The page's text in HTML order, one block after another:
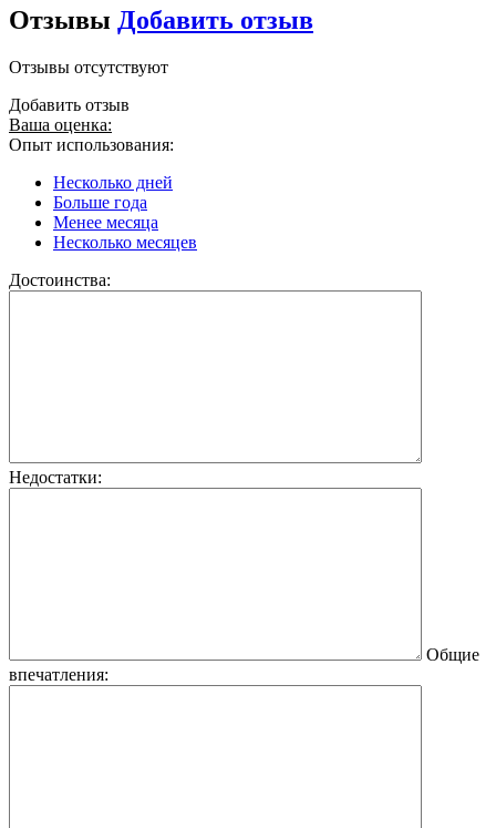
Отзывы Добавить отзыв
Отзывы отсутствуют
Добавить отзыв
Ваша оценка:
Опыт использования:
Несколько дней
Больше года
Менее месяца
Несколько месяцев
Достоинства:
Недостатки:
Общие
впечатления: